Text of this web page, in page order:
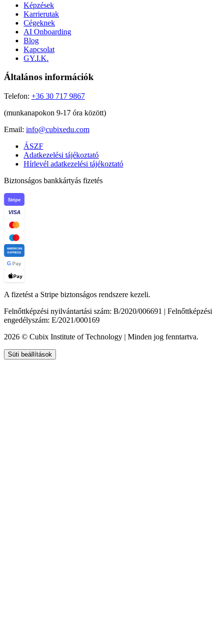
Képzések
Karrierutak
Cégeknek
AI Onboarding
Blog
Kapcsolat
GY.I.K.
Általános információk
Telefon: +36 30 717 9867
(munkanapokon 9-17 óra között)
Email: info@cubixedu.com
ÁSZF
Adatkezelési tájékoztató
Hírlevél adatkezelési tájékoztató
Biztonságos bankkártyás fizetés
Stripe
VISA
AMERICAN
EXPRESS
G Pay
Pay
A fizetést a Stripe biztonságos rendszere kezeli.
Felnőttképzési nyilvántartási szám: B/2020/006691 | Felnőttképzési
engedélyszám: E/2021/000169
2026 © Cubix Institute of Technology | Minden jog fenntartva.
Süti beállítások